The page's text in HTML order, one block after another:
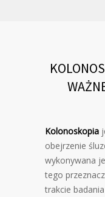
Kolonoskopia
obejrzenie
wykonywana
tego
trakcie